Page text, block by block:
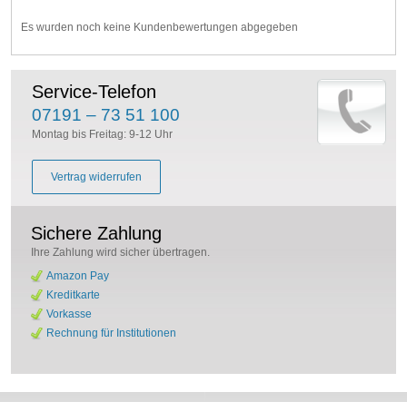
Es wurden noch keine Kundenbewertungen abgegeben
Service-Telefon
07191 – 73 51 100
Montag bis Freitag: 9-12 Uhr
Vertrag widerrufen
Sichere Zahlung
Ihre Zahlung wird sicher übertragen.
Amazon Pay
Kreditkarte
Vorkasse
Rechnung für Institutionen